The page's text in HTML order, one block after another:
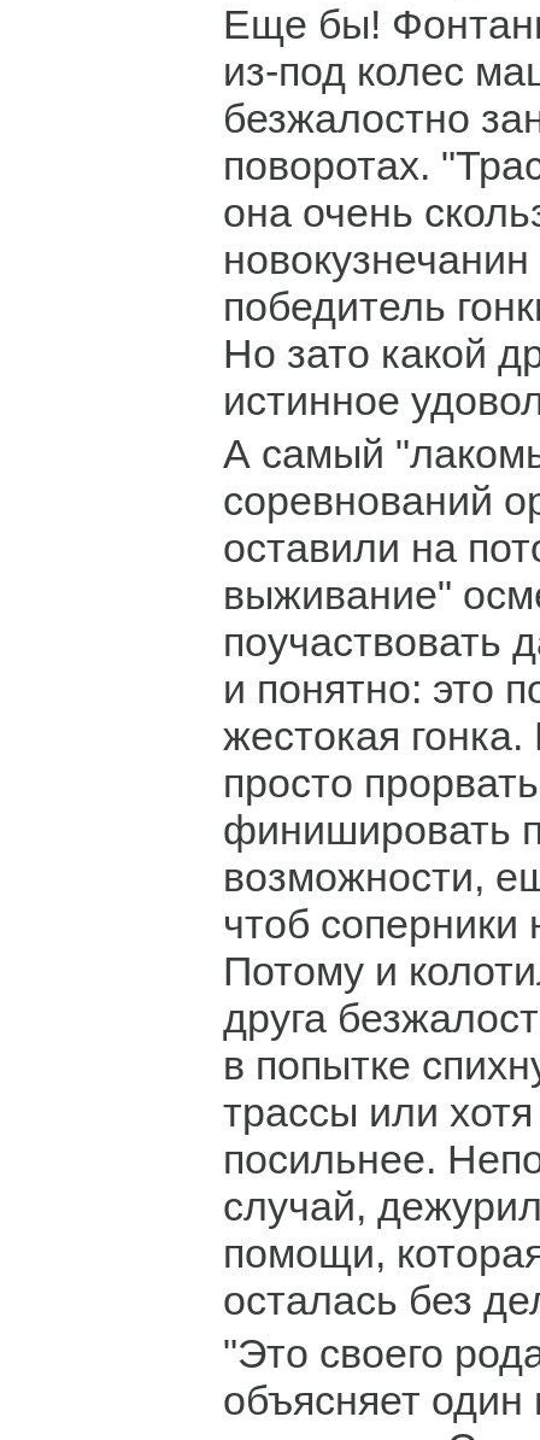
Еще бы!
из-под колес
безжалостно
поворотах.
она очень
победитель
Но зато какой
истинное
А самый
соревнований
оставили на
выживание"
поучаствовать
и понятно: это
жестокая
просто
финишировать
возможности,
чтоб соперники
Потому и
друга
в попытке
трассы или
посильнее.
случай,
помощи,
осталась без
"Это своего
объясняет один